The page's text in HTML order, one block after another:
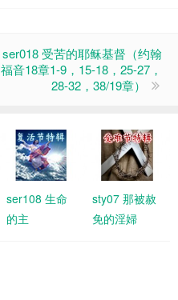
ser018 受苦的耶稣基督（约翰
福音18章1-9，15-18，25-27，
28-32，38/19章）
ser108 生命
的主
sty07 那被赦
免的淫婦